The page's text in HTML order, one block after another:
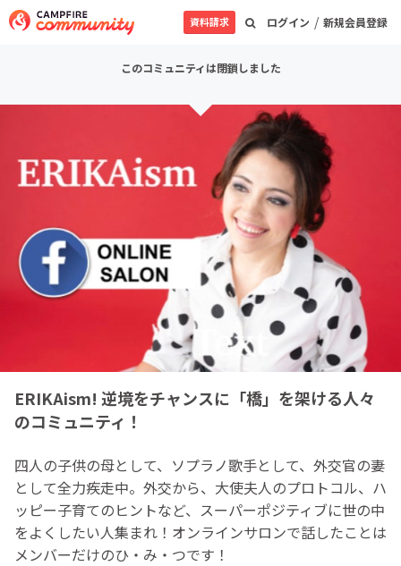
ログイン / 新規会員登録
資料請求
このコミュニティは閉鎖しました
ERIKAism! 逆境をチャンスに「橋」を架ける人々
のコミュニティ！
四人の子供の母として、ソプラノ歌手として、外交官の妻
として全力疾走中。外交から、大使夫人のプロトコル、ハ
ッピー子育てのヒントなど、スーパーポジティブに世の中
をよくしたい人集まれ！オンラインサロンで話したことは
メンバーだけのひ・み・つです！